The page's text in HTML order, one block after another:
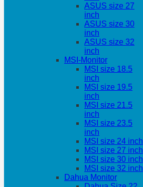
ASUS size 27
inch
ASUS size 30
inch
ASUS size 32
inch
MSI-Monitor
MSI size 18.5
inch
MSI size 19.5
inch
MSI size 21.5
inch
MSI size 23.5
inch
MSI size 24 inch
MSI size 27 inch
MSI size 30 inch
MSI size 32 inch
Dahua Monitor